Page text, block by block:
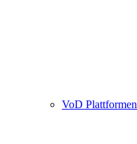
VoD Plattformen